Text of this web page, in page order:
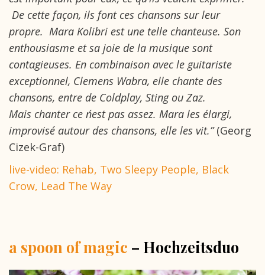
De cette façon, ils font ces chansons sur leur
propre. Mara Kolibri est une telle chanteuse. Son
enthousiasme et sa joie de la musique sont
contagieuses. En combinaison avec le guitariste
exceptionnel, Clemens Wabra, elle chante des
chansons, entre de Coldplay, Sting ou Zaz.
Mais chanter ce n´est pas assez. Mara les élargi,
improvisé autour des chansons, elle les vit.”(Georg
Cizek-Graf)
live-video: Rehab, Two Sleepy People, Black
Crow, Lead The Way
a spoon of magic – Hochzeitsduo